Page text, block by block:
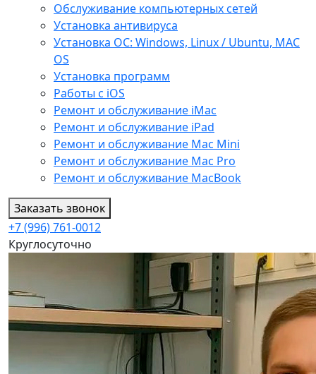
Обслуживание компьютерных сетей
Установка антивируса
Установка ОС: Windows, Linux / Ubuntu, МАС
OS
Установка программ
Работы с iOS
Ремонт и обслуживание iMac
Ремонт и обслуживание iPad
Ремонт и обслуживание Mac Mini
Ремонт и обслуживание Mac Pro
Ремонт и обслуживание MacBook
Заказать звонок
+7 (996) 761-0012
Круглосуточно